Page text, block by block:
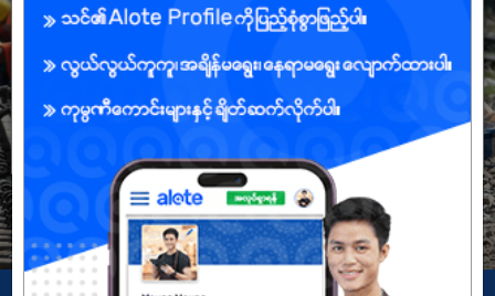
လျှို့ဝှက်နံပါတ် မေ့နေသည်
အကောင့်မရှိသေးဘူးလား? မှတ်ပုံတင်မယ်